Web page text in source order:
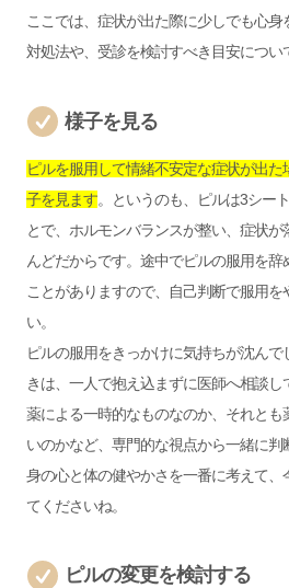
ここでは、症状が出た際に少しでも心
対処法や、受診を検討すべき目安につい
様子を見る
ピルを服用して情緒不安定な症状が出
子を見ます。というのも、ピルは3シー
とで、ホルモンバランスが整い、症状が
んどだからです。途中でピルの服用を
ことがありますので、自己判断で服用を
い。
ピルの服用をきっかけに気持ちが沈んで
きは、一人で抱え込まずに医師へ相談
薬による一時的なものなのか、それとも
いのかなど、専門的な視点から一緒に判
身の心と体の健やかさを一番に考えて
てくださいね。
ピルの変更を検討する